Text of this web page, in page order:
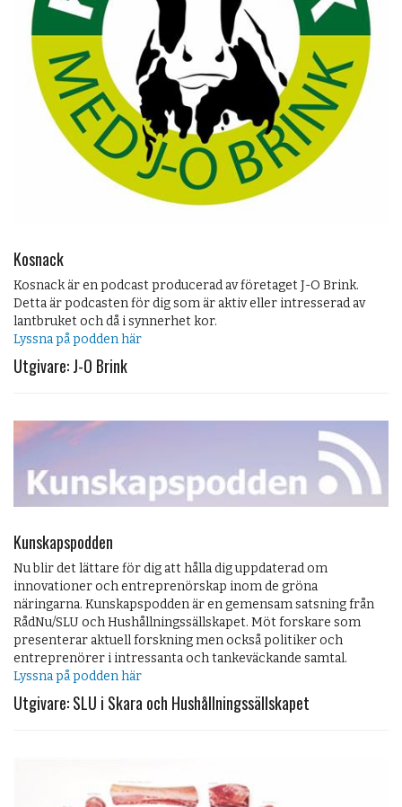
Kosnack
Kosnack är en podcast producerad av företaget J-O Brink.
Detta är podcasten för dig som är aktiv eller intresserad av
lantbruket och då i synnerhet kor.
Lyssna på podden här
Utgivare: J-O Brink
Kunskapspodden
Nu blir det lättare för dig att hålla dig uppdaterad om
innovationer och entreprenörskap inom de gröna
näringarna. Kunskapspodden är en gemensam satsning från
RådNu/SLU och Hushållningssällskapet. Möt forskare som
presenterar aktuell forskning men också politiker och
entreprenörer i intressanta och tankeväckande samtal.
Lyssna på podden här
Utgivare: SLU i Skara och Hushållningssällskapet